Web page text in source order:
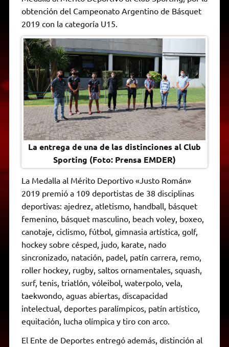
A
p
p
a
m
r
o
o
k
g
e
r
n
k
r
n
l
obtención del Campeonato Argentino de Básquet
2019 con la categoría U15.
La entrega de una de las distinciones al Club
Sporting (Foto: Prensa EMDER)
La Medalla al Mérito Deportivo «Justo Román»
2019 premió a 109 deportistas de 38 disciplinas
deportivas: ajedrez, atletismo, handball, básquet
femenino, básquet masculino, beach voley, boxeo,
canotaje, ciclismo, fútbol, gimnasia artística, golf,
hockey sobre césped, judo, karate, nado
sincronizado, natación, padel, patín carrera, remo,
roller hockey, rugby, saltos ornamentales, squash,
surf, tenis, triatlón, vóleibol, waterpolo, vela,
taekwondo, aguas abiertas, discapacidad
intelectual, deportes paralímpicos, patín artístico,
equitación, lucha olímpica y tiro con arco.
El Ente de Deportes entregó además, distinción al